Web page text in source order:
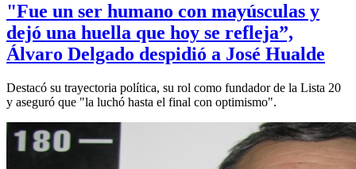
"Fue un ser humano con mayúsculas y
dejó una huella que hoy se refleja”,
Álvaro Delgado despidió a José Hualde
Destacó su trayectoria política, su rol como fundador de la Lista 20
y aseguró que "la luchó hasta el final con optimismo".